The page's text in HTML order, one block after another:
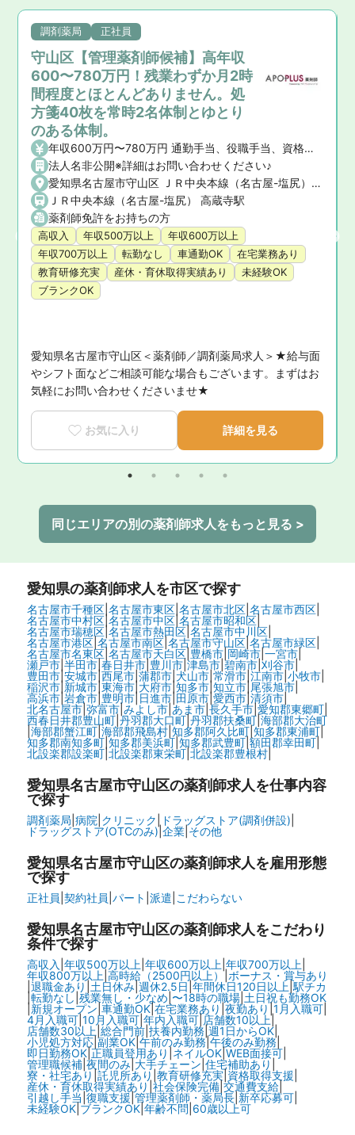
調剤薬局 正社員
守山区【管理薬剤師候補】高年収
600〜780万円！残業わずか月2時
間程度とほとんどありません。処
方箋40枚を常時2名体制とゆとり
のある体制。
年収600万円〜780万円 通勤手当、役職手当、資格手当
法人名非公開※詳細はお問い合わせください♪
愛知県名古屋市守山区 ＪＲ中央本線（名古屋-塩尻） 高蔵寺駅
ＪＲ中央本線（名古屋-塩尻） 高蔵寺駅
薬剤師免許をお持ちの方
高収入 年収500万以上
年収600万以上
年収700万以上
転勤なし 車通勤OK
在宅業務あり
教育研修充実
産休・育休取得実績あり
未経験OK
ブランクOK
愛知県名古屋市守山区＜薬剤師／調剤薬局求人＞★給与面
やシフト面などご相談可能な場合もございます。まずはお
気軽にお問い合わせくださいませ★
お気に入り 詳細を見る
同じエリアの別の薬剤師求人をもっと見る >
愛知県の薬剤師求人を市区で探す
名古屋市千種区| 名古屋市東区| 名古屋市北区| 名古屋市西区|
名古屋市中村区|名古屋市中区|名古屋市昭和区|
名古屋市瑞穂区|名古屋市熱田区| 名古屋市中川区|
名古屋市港区| 名古屋市南区| 名古屋市守山区| 名古屋市緑区|
名古屋市名東区| 名古屋市天白区| 豊橋市| 岡崎市| 一宮市|
瀬戸市| 半田市| 春日井市| 豊川市| 津島市| 碧南市| 刈谷市|
豊田市|安城市|西尾市| 蒲郡市| 犬山市| 常滑市| 江南市| 小牧市|
稲沢市|新城市|東海市|大府市|知多市|知立市|尾張旭市|
高浜市|岩倉市|豊明市| 日進市|田原市|愛西市|清須市|
北名古屋市| 弥富市| みよし市| あま市| 長久手市| 愛知郡東郷町|
西春日井郡豊山町| 丹羽郡大口町| 丹羽郡扶桑町| 海部郡大治町
海部郡蟹江町| 海部郡飛島村| 知多郡阿久比町| 知多郡東浦町|
知多郡南知多町| 知多郡美浜町| 知多郡武豊町| 額田郡幸田町|
北設楽郡設楽町|北設楽郡東栄町| 北設楽郡豊根村|
愛知県名古屋市守山区の薬剤師求人を仕事内容
で探す
調剤薬局 病院 クリニック ドラッグストア(調剤併設)
ドラッグストア(OTCのみ)| 企業| その他
愛知県名古屋市守山区の薬剤師求人を雇用形態
で探す
正社員 契約社員 パート 派遣 こだわらない
愛知県名古屋市守山区の薬剤師求人をこだわり
条件で探す
高収入 年収500万以上 年収600万以上 年収700万以上
年収800万以上 高時給（2500円以上）| ボーナス・賞与あり
退職金あり 土日休み| 週休2.5日 年間休日120日以上 駅チカ
|転勤なし 残業無し・少なめ 〜18時の職場| 土日祝も勤務OK
|新規オープン 車通勤OK|在宅業務あり 夜勤あり 1月入職可|
4月入職可| 10月入職可| 年内入職可| 店舗数10以上|
店舗数30以上 総合門前| 扶養内勤務 週1日からOK|
小児処方対応| 副業OK| 午前のみ勤務| 午後のみ勤務|
即日勤務OK| 正職員登用あり ネイルOK| WEB面接可|
管理職候補| 夜間のみ| 大手チェーン 住宅補助あり
寮・社宅あり 託児所あり 教育研修充実| 資格取得支援
産休・育休取得実績あり 社会保険完備| 交通費支給|
引越し手当 復職支援 |管理薬剤師・薬局長| 新卒応募可|
未経験OK| ブランクOK| 年齢不問 60歳以上可